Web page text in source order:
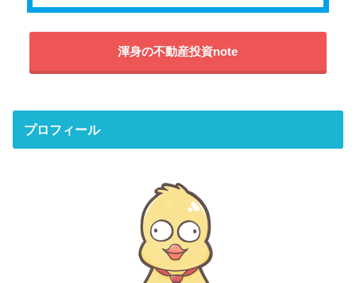
渾身の不動産投資note
プロフィール